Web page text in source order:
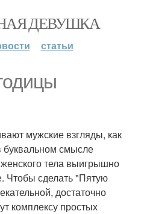
ДЕВУШКА
статьи
мужские взгляды, как
буквальном смысле
тела выигрышно
Чтобы сделать "Пятую
достаточно
комплексу простых